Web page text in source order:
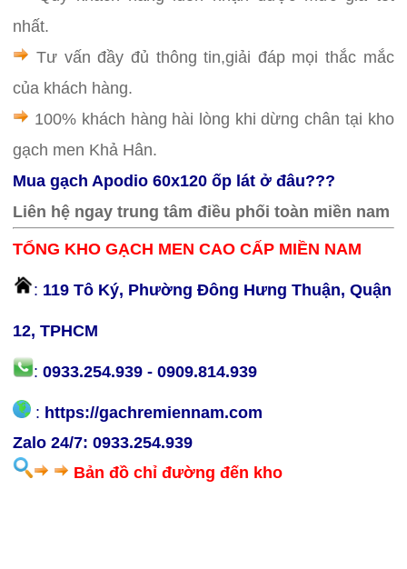
nhất.
Tư vấn đầy đủ thông tin,giải đáp mọi thắc mắc
của khách hàng.
100% khách hàng hài lòng khi dừng chân tại kho
gạch men Khả Hân.
Mua gạch Apodio 60x120 ốp lát ở đâu???
Liên hệ ngay trung tâm điều phối toàn miền nam
TỔNG KHO GẠCH MEN CAO CẤP MIỀN NAM
: 119 Tô Ký, Phường Đông Hưng Thuận, Quận
12, TPHCM
: 0933.254.939 - 0909.814.939
: https://gachremiennam.com
Zalo 24/7:0933.254.939
Bản đồ chỉ đường đến kho